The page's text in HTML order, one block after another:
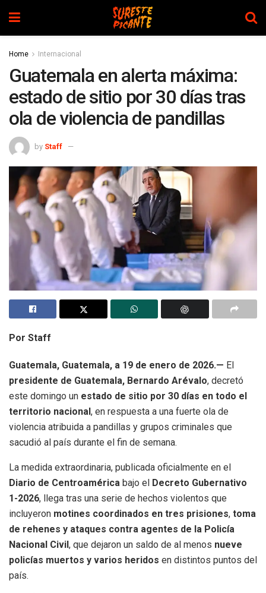
Home Internacional
Guatemala en alerta máxima:
estado de sitio por 30 días tras
ola de violencia de pandillas
by Staff
Por Staff
Guatemala, Guatemala, a 19 de enero de 2026.— El
presidente de Guatemala, Bernardo Arévalo, decretó
este domingo un estado de sitio por 30 días en todo el
territorio nacional, en respuesta a una fuerte ola de
violencia atribuida a pandillas y grupos criminales que
sacudió al país durante el fin de semana.
La medida extraordinaria, publicada oficialmente en el
Diario de Centroamérica bajo el Decreto Gubernativo
1-2026, llega tras una serie de hechos violentos que
incluyeron motines coordinados en tres prisiones, toma
de rehenes y ataques contra agentes de la Policía
Nacional Civil, que dejaron un saldo de al menos nueve
policías muertos y varios heridos en distintos puntos del
país.